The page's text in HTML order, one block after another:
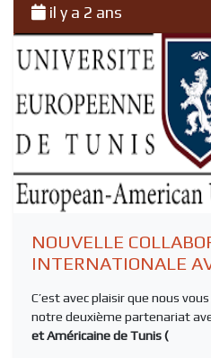
il y a 2 ans
NOUVELLE
INTERNATIONALE
C’est avec plaisir que nous
notre deuxième partenariat
et Américaine de Tunis (